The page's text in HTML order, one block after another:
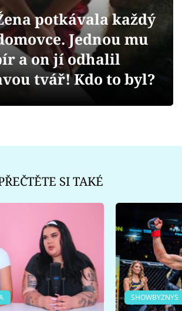
potkávala každý
Jednou mu
a on jí odhalil
tvář! Kdo to byl?
SI TAKÉ
SHOWBYZNYS